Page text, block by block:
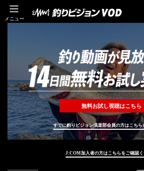
メニュー
無料お試し視聴はこちら
すでに釣りビジョン倶楽部会員の方はこちら
J:COM加入者の方はこちらをご確認